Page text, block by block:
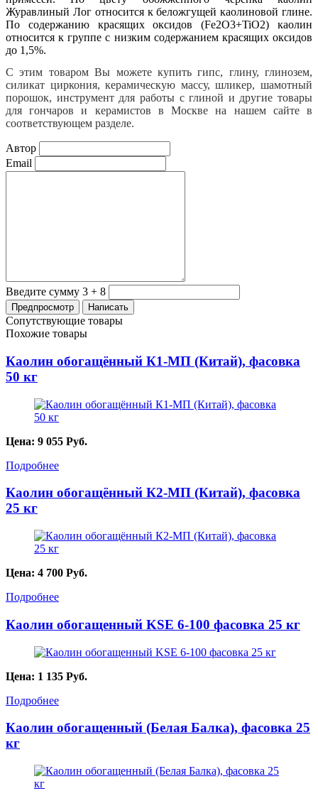
Журавлиный Лог относится к беложгущей каолиновой глине.
По содержанию красящих оксидов (Fe2O3+TiO2) каолин
относится к группе с низким содержанием красящих оксидов
до 1,5%.
С этим товаром Вы можете купить гипс, глину, глинозем,
силикат циркония, керамическую массу, шликер, шамотный
порошок, инструмент для работы с глиной и другие товары
для гончаров и керамистов в Москве на нашем сайте в
соответствующем разделе.
Автор
Email
Введите сумму 3 + 8
Сопутствующие товары
Похожие товары
Каолин обогащённый К1-МП (Китай), фасовка
50 кг
Цена: 9 055 Руб.
Подробнее
Каолин обогащённый К2-МП (Китай), фасовка
25 кг
Цена: 4 700 Руб.
Подробнее
Каолин обогащенный KSE 6-100 фасовка 25 кг
Цена: 1 135 Руб.
Подробнее
Каолин обогащенный (Белая Балка), фасовка 25
кг